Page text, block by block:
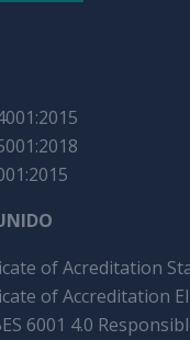
of Acreditation
of Accreditation
6001 4.0